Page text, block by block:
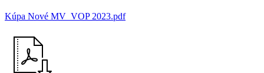
Kúpa Nové MV_VOP 2023.pdf